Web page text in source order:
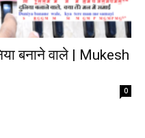
बनाने वाले | Mukesh
0